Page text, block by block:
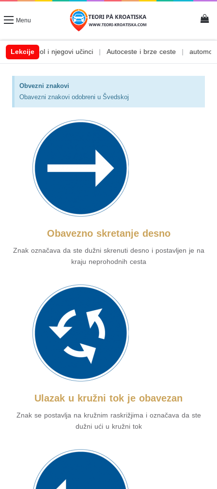
Menu
Lekcije
njegovi učinci | Autoceste i brze ceste | automobilske tekućine
Obvezni znakovi
Obavezni znakovi odobreni u Švedskoj
Obavezno skretanje desno
Znak označava da ste dužni skrenuti desno i postavljen je na
kraju neprohodnih cesta
Ulazak u kružni tok je obavezan
Znak se postavlja na kružnim raskrižjima i označava da ste
dužni ući u kružni tok